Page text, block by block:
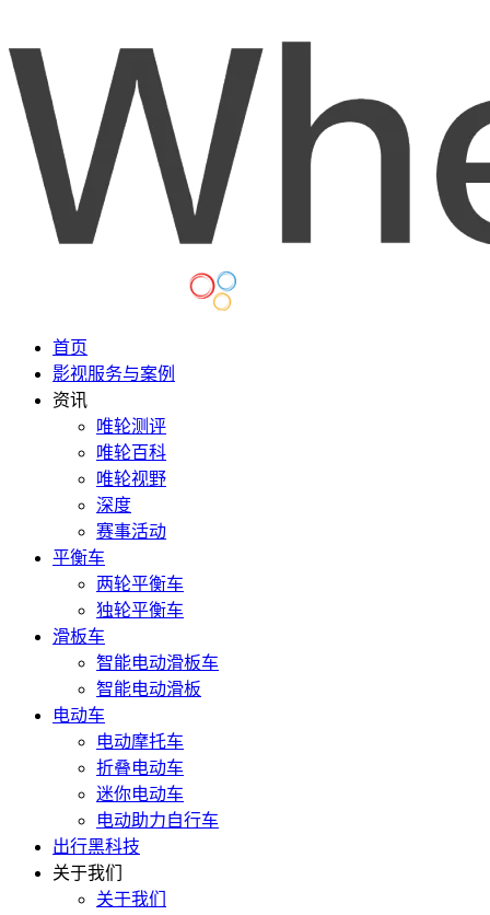
首页
影视服务与案例
资讯
唯轮测评
唯轮百科
唯轮视野
深度
赛事活动
平衡车
两轮平衡车
独轮平衡车
滑板车
智能电动滑板车
智能电动滑板
电动车
电动摩托车
折叠电动车
迷你电动车
电动助力自行车
出行黑科技
关于我们
关于我们